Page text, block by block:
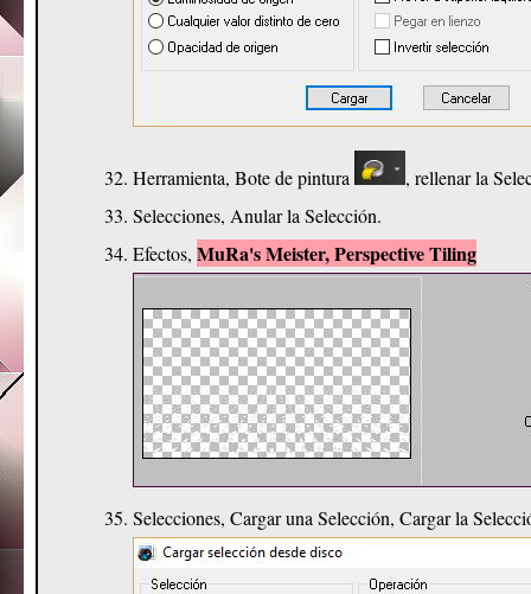
Herramienta, Bote de pintura
, rellenar la
Selecciones, Anular la Selección.
Efectos, MuRa's Meister, Perspective Tiling
Selecciones, Cargar una Selección, Cargar la